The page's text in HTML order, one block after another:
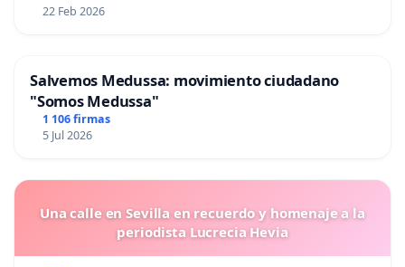
22 Feb 2026
Salvemos Medussa: movimiento ciudadano
"Somos Medussa"
1 106 firmas
5 Jul 2026
Una calle en Sevilla en recuerdo y homenaje a la
periodista Lucrecia Hevia